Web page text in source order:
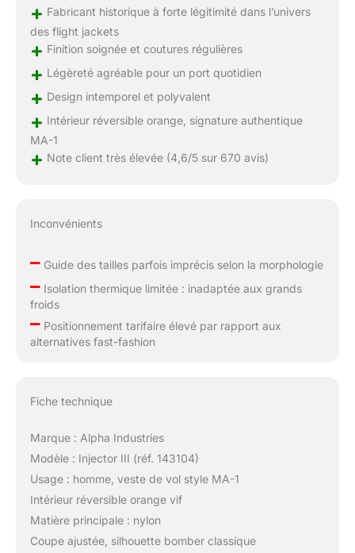
+ Fabricant historique à forte légitimité dans l’univers
des flight jackets
+ Finition soignée et coutures régulières
+ Légèreté agréable pour un port quotidien
+ Design intemporel et polyvalent
+ Intérieur réversible orange, signature authentique
MA-1
+ Note client très élevée (4,6/5 sur 670 avis)
Inconvénients
–Guide des tailles parfois imprécis selon la morphologie
–Isolation thermique limitée : inadaptée aux grands
froids
–Positionnement tarifaire élevé par rapport aux
alternatives fast-fashion
Fiche technique
Marque : Alpha Industries
Modèle : Injector III (réf. 143104)
Usage : homme, veste de vol style MA-1
Intérieur réversible orange vif
Matière principale : nylon
Coupe ajustée, silhouette bomber classique